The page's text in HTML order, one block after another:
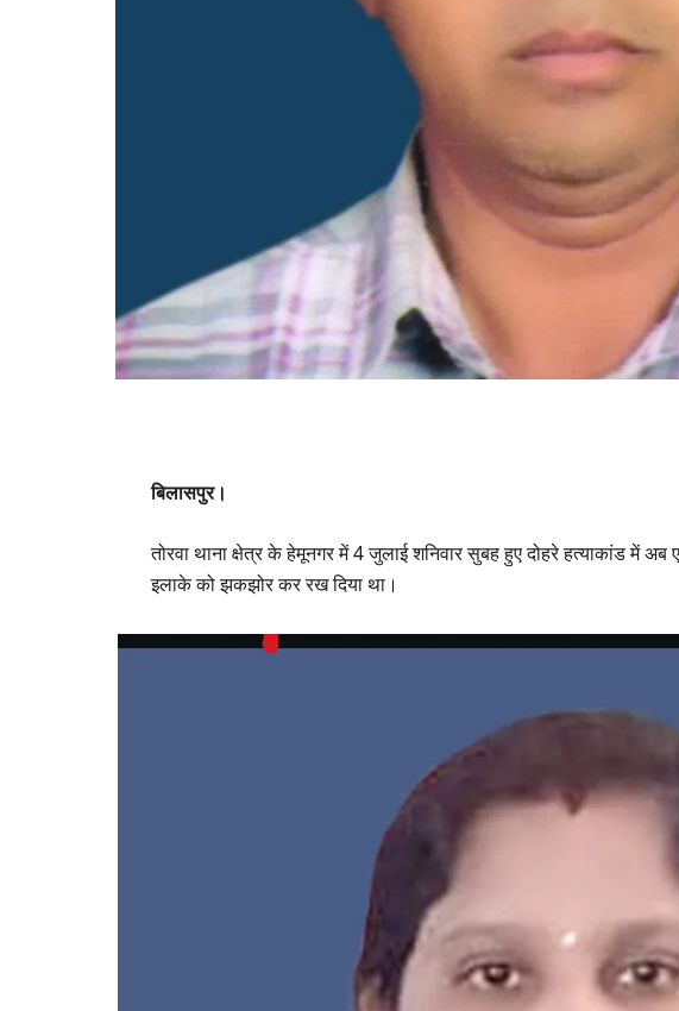
बिलासपुर।
तोरवा थाना क्षेत्र के हेमूनगर में 4 जुलाई शनिवार सुबह हुए दोहरे हत्याकांड में
इलाके को झकझोर कर रख दिया था।